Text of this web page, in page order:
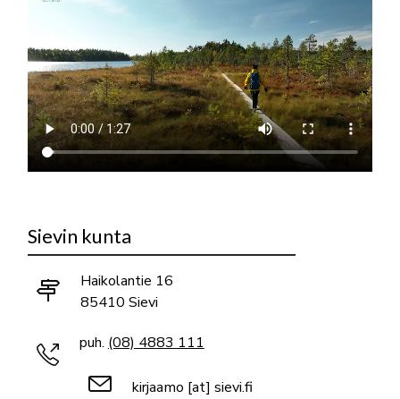
Sievin kunta
Haikolantie 16
85410 Sievi
puh. (08) 4883 111
kirjaamo [at] sievi.fi